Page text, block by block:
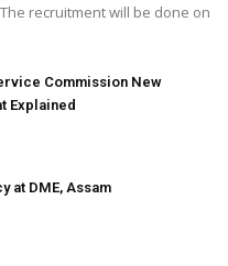
recruitment will be done on
Commission New
Explained
at DME, Assam